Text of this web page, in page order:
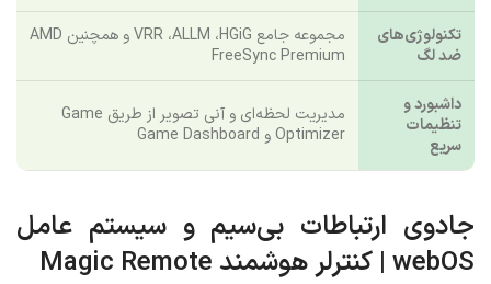
تکنولوژی‌های
ضد لگ
مجموعه جامع VRR ،ALLM ،HGiG و همچنین AMD
FreeSync Premium
داشبورد و
تنظیمات
سریع
مدیریت لحظه‌ای و آنی تصویر از طریق Game
Optimizer و Game Dashboard
جادوی ارتباطات بی‌سیم و سیستم عامل
webOS | کنترلر هوشمند Magic Remote